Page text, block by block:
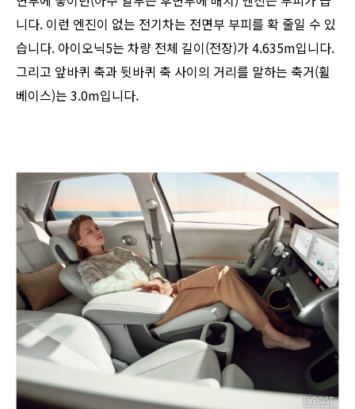
니다. 이런 엔진이 없는 전기차는 전면부 부피를 확 줄일 수 있
습니다. 아이오닉5는 차량 전체 길이(전장)가 4.635m입니다.
그리고 앞바퀴 축과 뒷바퀴 축 사이의 거리를 말하는 축거(휠
베이스)는 3.0m입니다.